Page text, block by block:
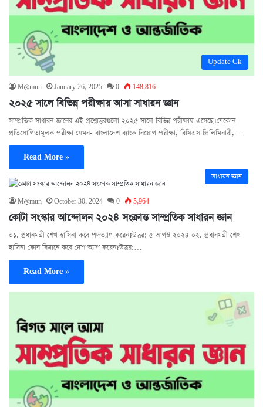
Update Gk
M@mun January 26, 2025 0 148,816
২০২৫ সালে বিভিন্ন পরীক্ষায় আসা সাধারন জ্ঞান
সাম্প্রতিক সাধারন জ্ঞানের এই প্রশ্নোত্তরগুলো ২০২৫ সালে বিভিন্ন পরীক্ষায় এসেছে। যেকোন
প্রতিযোগিতামূলক পরীক্ষা যেমন- বাংলাদেশ ব্যাংক নিয়োগ পরীক্ষা, বিসিএস প্রিলিমিনারী,…
Read More »
সাধারন জ্ঞান
M@mun October 30, 2024 0 5,964
কোটা সংস্কার আন্দোলন ২০২৪ সংক্রান্ত সাম্প্রতিক সাধারন জ্ঞান
০১. প্রধানমন্ত্রী শেখ হাসিনা কবে পদত্যাগ করেন?উত্তর: ৫ আগস্ট ২০২৪ ০২. প্রধানমন্ত্রী শেখ
হাসিনা কোন বিমানে করে দেশ ত্যাগ করেন?উত্তর:…
Read More »